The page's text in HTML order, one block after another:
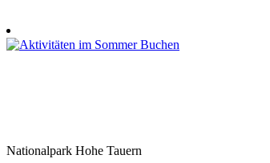
Buchen
Nationalpark Hohe Tauern